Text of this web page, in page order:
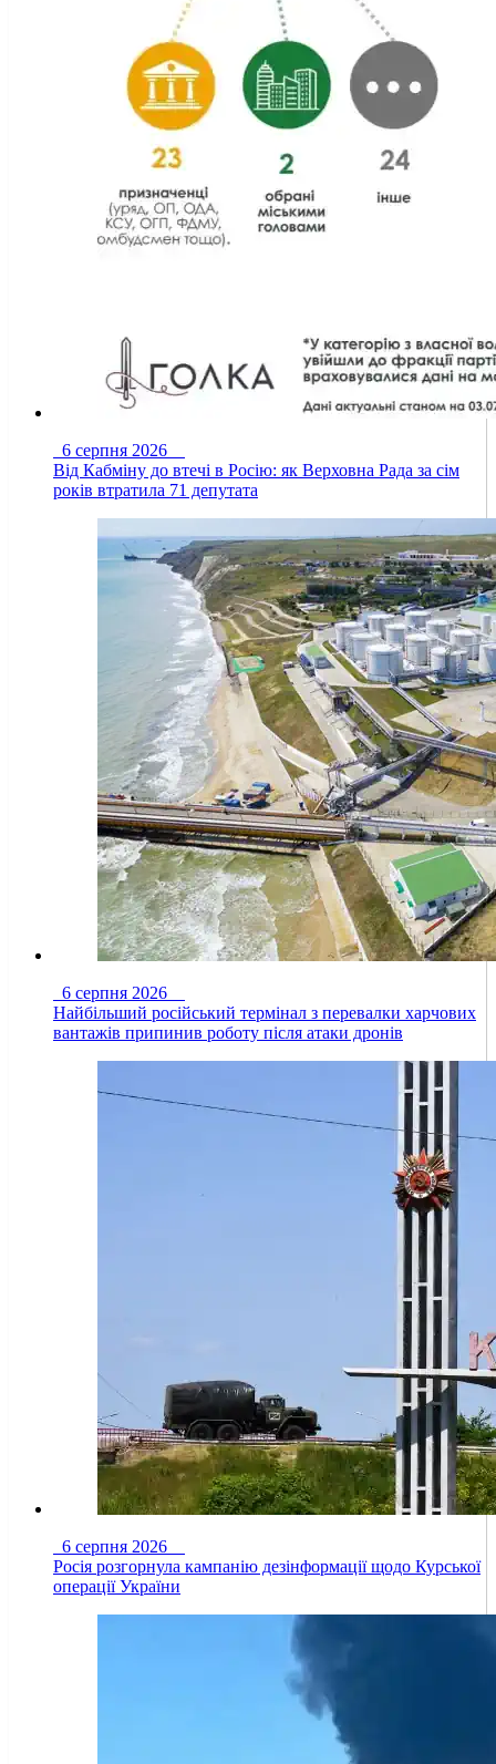
6 серпня 2026
Від Кабміну до втечі в Росію: як Верховна Рада за сім
років втратила 71 депутата
6 серпня 2026
Найбільший російський термінал з перевалки харчових
вантажів припинив роботу після атаки дронів
6 серпня 2026
Росія розгорнула кампанію дезінформації щодо Курської
операції України